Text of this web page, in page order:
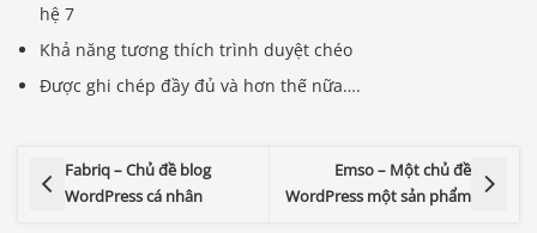
hệ 7
Khả năng tương thích trình duyệt chéo
Được ghi chép đầy đủ và hơn thế nữa….
Fabriq – Chủ đề blog
WordPress cá nhân
Emso – Một chủ đề
WordPress một sản phẩm
Báo giá & Đặt hàng:
0903.976.769